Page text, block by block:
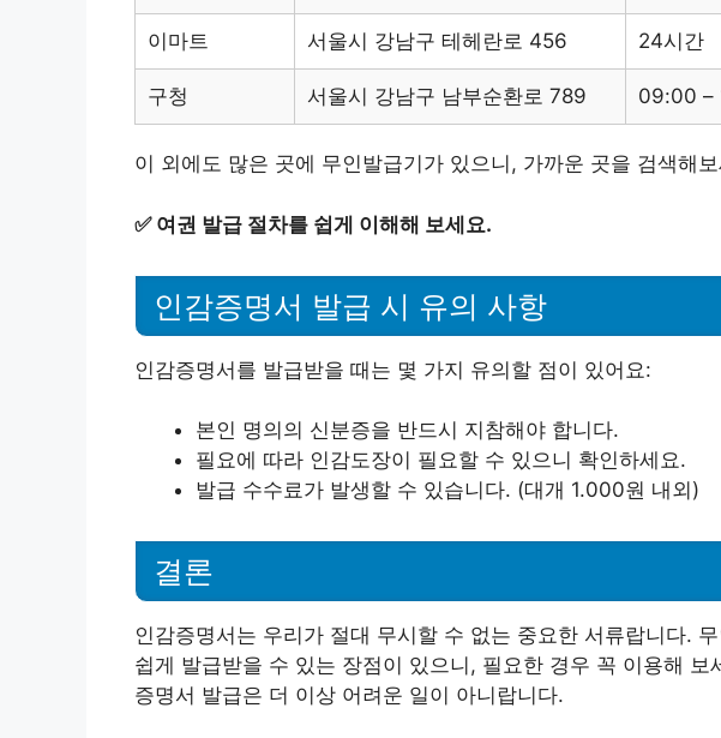
이마트 서울시 강남구 테헤란로 456 24시간
구청 서울시 강남구 남부순환로 789 09:00 –
이 외에도 많은 곳에 무인발급기가 있으니, 가까운 곳을 검색해
✅ 여권 발급 절차를 쉽게 이해해 보세요.
인감증명서 발급 시 유의 사항
인감증명서를 발급받을 때는 몇 가지 유의할 점이 있어요:
본인 명의의 신분증을 반드시 지참해야 합니다.
필요에 따라 인감도장이 필요할 수 있으니 확인하세요.
발급 수수료가 발생할 수 있습니다. (대개 1.000원 내외)
결론
인감증명서는 우리가 절대 무시할 수 없는 중요한 서류랍니다.
쉽게 발급받을 수 있는 장점이 있으니, 필요한 경우 꼭 이용해
증명서 발급은 더 이상 어려운 일이 아니랍니다.